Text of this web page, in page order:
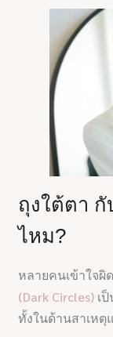
ถุงใต้ตา
ไหม?
หลายคนเข้าใจผิ
(Dark Circles) เ
ทั้งในด้านสาเห